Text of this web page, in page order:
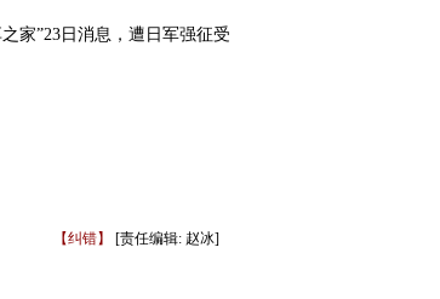
家”23日消息，遭日军强征受
【纠错】 [责任编辑: 赵冰]